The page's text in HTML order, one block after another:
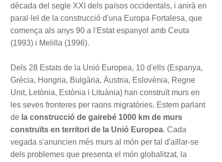
dècada del segle XXI dels països occidentals, i anirà en
paral·lel de la construcció d'una Europa Fortalesa, que
comença als anys 90 a l'Estat espanyol amb Ceuta
(1993) i Melilla (1996).
Dels 28 Estats de la Unió Europea, 10 d'ells (Espanya,
Grècia, Hongria, Bulgària, Àustria, Eslovènia, Regne
Unit, Letònia, Estònia i Lituània) han construït murs en
les seves fronteres per raons migratòries. Estem parlant
de la construcció de gairebé 1000 km de murs
construïts en territori de la Unió Europea. Cada
vegada s'anuncien més murs al món per tal d'aïllar-se
dels problemes que presenta el món globalitzat, la